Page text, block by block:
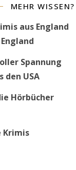
MEHR WISSEN?
aus England
Spannung
Hörbücher
Krimis